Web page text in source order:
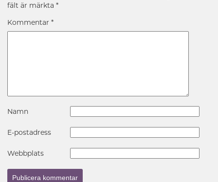
fält är märkta *
Kommentar *
Namn
E-postadress
Webbplats